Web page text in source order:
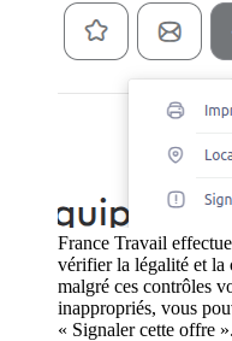
France Travail
vérifier la légalité et la
malgré ces contrôles
inappropriés, vous
« Signaler cette offre ».